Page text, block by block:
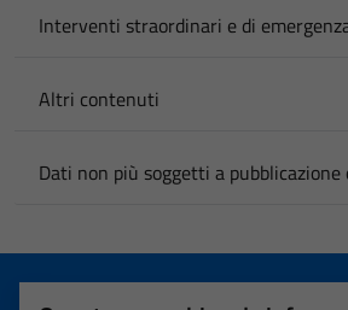
Interventi straordinari e di
Altri contenuti
Dati non più soggetti a